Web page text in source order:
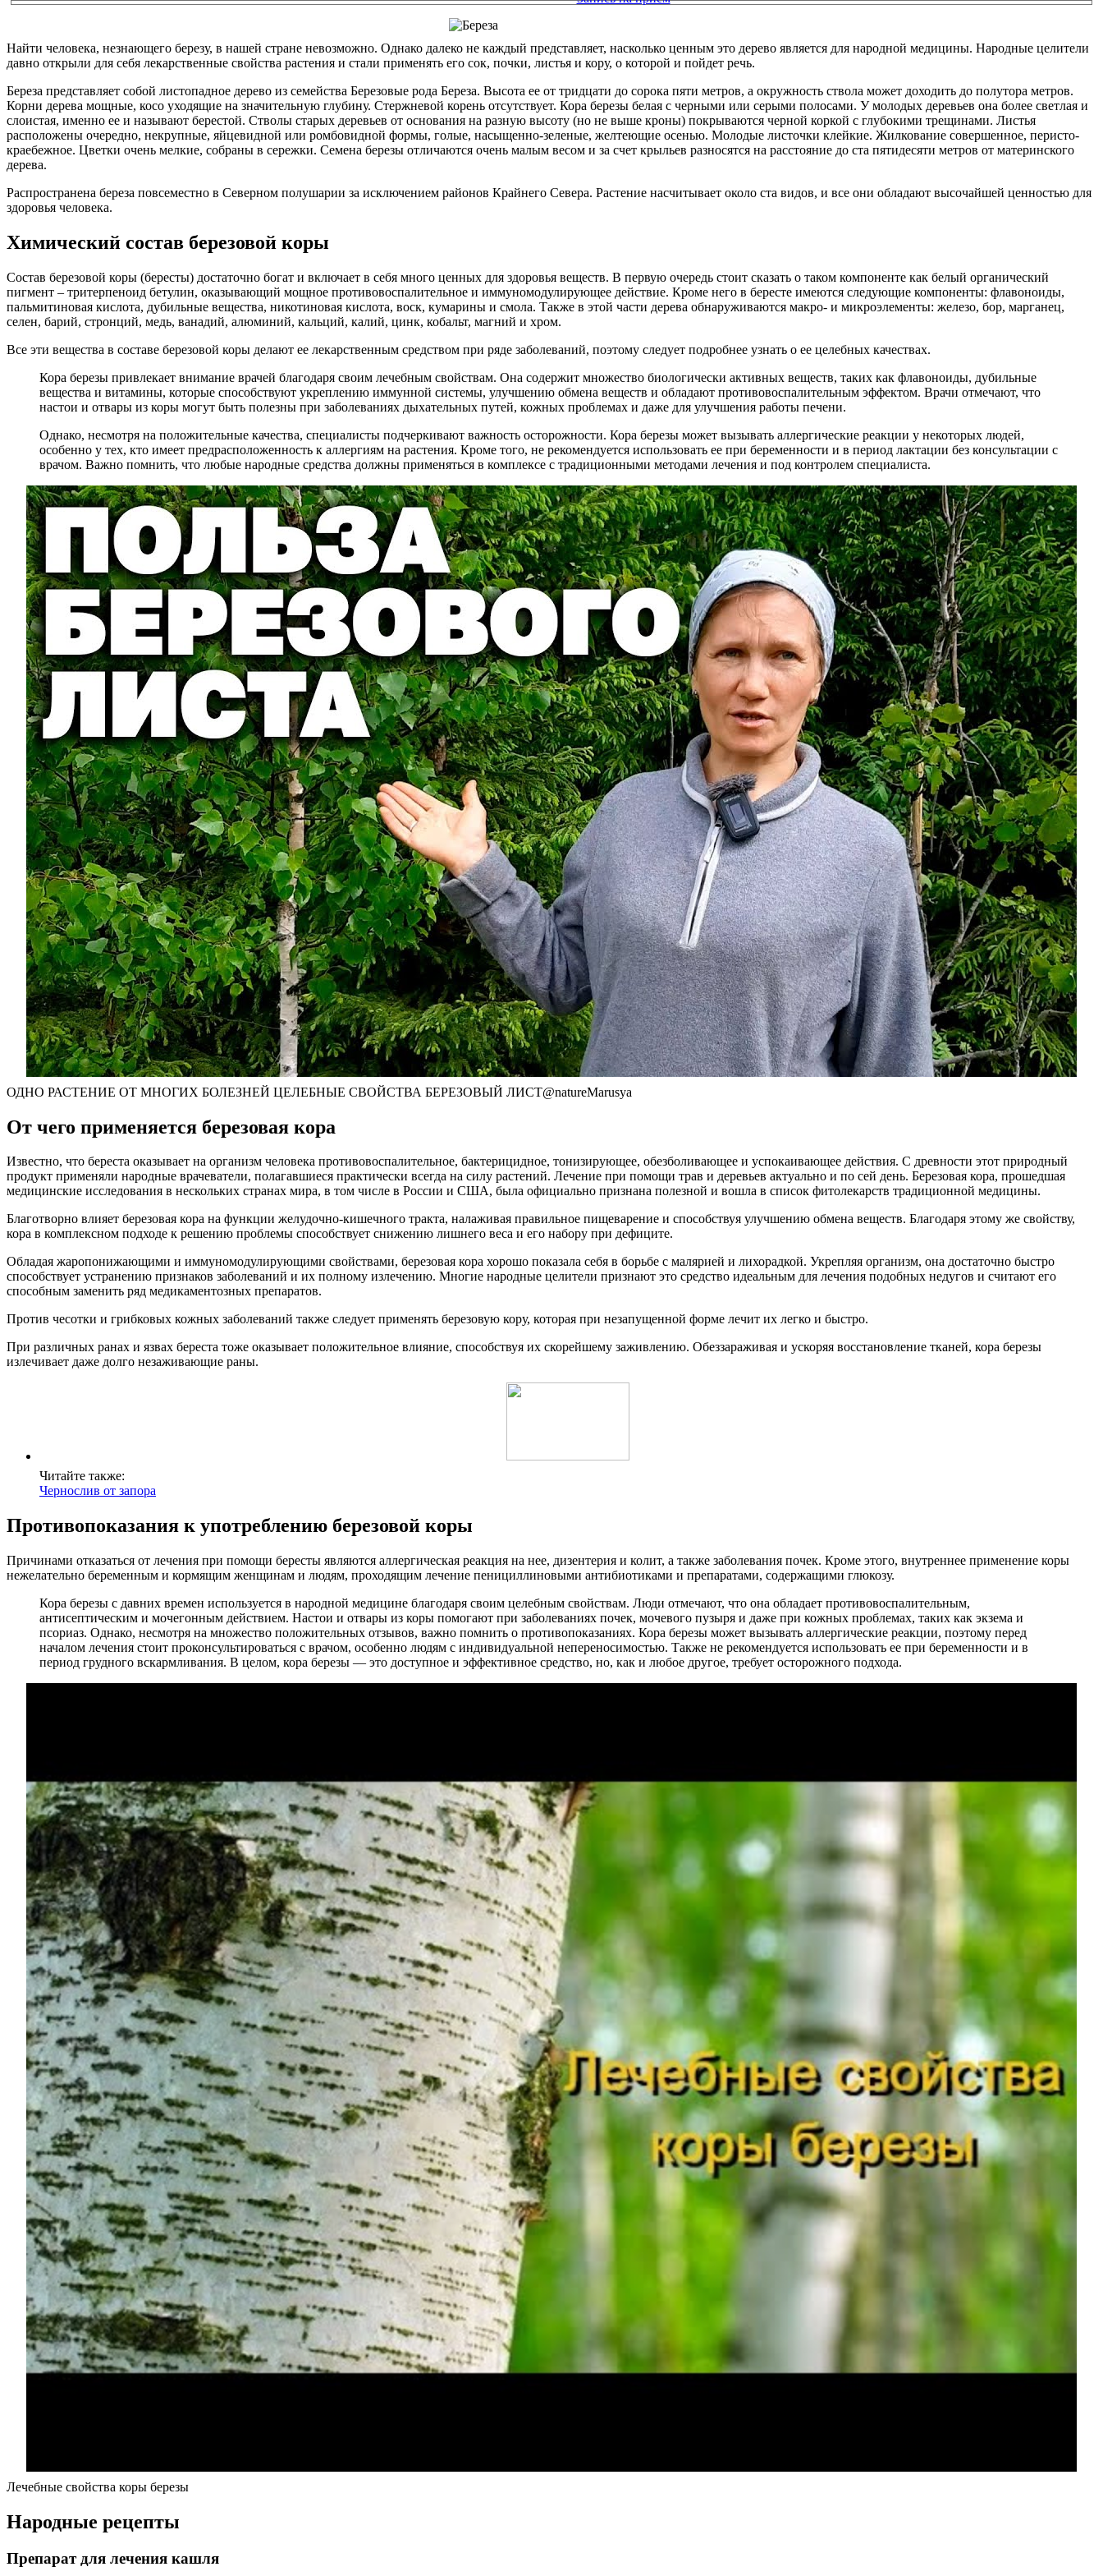
Найти человека, незнающего березу, в нашей стране невозможно. Однако далеко не каждый представляет, насколько ценным это дерево является для народной медицины. Народные целители
давно открыли для себя лекарственные свойства растения и стали применять его сок, почки, листья и кору, о которой и пойдет речь.
Береза представляет собой листопадное дерево из семейства Березовые рода Береза. Высота ее от тридцати до сорока пяти метров, а окружность ствола может доходить до полутора метров.
Корни дерева мощные, косо уходящие на значительную глубину. Стержневой корень отсутствует. Кора березы белая с черными или серыми полосами. У молодых деревьев она более светлая и
слоистая, именно ее и называют берестой. Стволы старых деревьев от основания на разную высоту (но не выше кроны) покрываются черной коркой с глубокими трещинами. Листья
расположены очередно, некрупные, яйцевидной или ромбовидной формы, голые, насыщенно-зеленые, желтеющие осенью. Молодые листочки клейкие. Жилкование совершенное, перисто-
краебежное. Цветки очень мелкие, собраны в сережки. Семена березы отличаются очень малым весом и за счет крыльев разносятся на расстояние до ста пятидесяти метров от материнского
дерева.
Распространена береза повсеместно в Северном полушарии за исключением районов Крайнего Севера. Растение насчитывает около ста видов, и все они обладают высочайшей ценностью для
здоровья человека.
Химический состав березовой коры
Состав березовой коры (бересты) достаточно богат и включает в себя много ценных для здоровья веществ. В первую очередь стоит сказать о таком компоненте как белый органический
пигмент – тритерпеноид бетулин, оказывающий мощное противовоспалительное и иммуномодулирующее действие. Кроме него в бересте имеются следующие компоненты: флавоноиды,
пальмитиновая кислота, дубильные вещества, никотиновая кислота, воск, кумарины и смола. Также в этой части дерева обнаруживаются макро- и микроэлементы: железо, бор, марганец,
селен, барий, стронций, медь, ванадий, алюминий, кальций, калий, цинк, кобальт, магний и хром.
Все эти вещества в составе березовой коры делают ее лекарственным средством при ряде заболеваний, поэтому следует подробнее узнать о ее целебных качествах.
Кора березы привлекает внимание врачей благодаря своим лечебным свойствам. Она содержит множество биологически активных веществ, таких как флавоноиды, дубильные
вещества и витамины, которые способствуют укреплению иммунной системы, улучшению обмена веществ и обладают противовоспалительным эффектом. Врачи отмечают, что
настои и отвары из коры могут быть полезны при заболеваниях дыхательных путей, кожных проблемах и даже для улучшения работы печени.
Однако, несмотря на положительные качества, специалисты подчеркивают важность осторожности. Кора березы может вызывать аллергические реакции у некоторых людей,
особенно у тех, кто имеет предрасположенность к аллергиям на растения. Кроме того, не рекомендуется использовать ее при беременности и в период лактации без консультации с
врачом. Важно помнить, что любые народные средства должны применяться в комплексе с традиционными методами лечения и под контролем специалиста.
ОДНО РАСТЕНИЕ ОТ МНОГИХ БОЛЕЗНЕЙ ЦЕЛЕБНЫЕ СВОЙСТВА БЕРЕЗОВЫЙ ЛИСТ@natureMarusya
От чего применяется березовая кора
Известно, что береста оказывает на организм человека противовоспалительное, бактерицидное, тонизирующее, обезболивающее и успокаивающее действия. С древности этот природный
продукт применяли народные врачеватели, полагавшиеся практически всегда на силу растений. Лечение при помощи трав и деревьев актуально и по сей день. Березовая кора, прошедшая
медицинские исследования в нескольких странах мира, в том числе в России и США, была официально признана полезной и вошла в список фитолекарств традиционной медицины.
Благотворно влияет березовая кора на функции желудочно-кишечного тракта, налаживая правильное пищеварение и способствуя улучшению обмена веществ. Благодаря этому же свойству,
кора в комплексном подходе к решению проблемы способствует снижению лишнего веса и его набору при дефиците.
Обладая жаропонижающими и иммуномодулирующими свойствами, березовая кора хорошо показала себя в борьбе с малярией и лихорадкой. Укрепляя организм, она достаточно быстро
способствует устранению признаков заболеваний и их полному излечению. Многие народные целители признают это средство идеальным для лечения подобных недугов и считают его
способным заменить ряд медикаментозных препаратов.
Против чесотки и грибковых кожных заболеваний также следует применять березовую кору, которая при незапущенной форме лечит их легко и быстро.
При различных ранах и язвах береста тоже оказывает положительное влияние, способствуя их скорейшему заживлению. Обеззараживая и ускоряя восстановление тканей, кора березы
излечивает даже долго незаживающие раны.
Читайте также:
Чернослив от запора
Противопоказания к употреблению березовой коры
Причинами отказаться от лечения при помощи бересты являются аллергическая реакция на нее, дизентерия и колит, а также заболевания почек. Кроме этого, внутреннее применение коры
нежелательно беременным и кормящим женщинам и людям, проходящим лечение пенициллиновыми антибиотиками и препаратами, содержащими глюкозу.
Кора березы с давних времен используется в народной медицине благодаря своим целебным свойствам. Люди отмечают, что она обладает противовоспалительным,
антисептическим и мочегонным действием. Настои и отвары из коры помогают при заболеваниях почек, мочевого пузыря и даже при кожных проблемах, таких как экзема и
псориаз. Однако, несмотря на множество положительных отзывов, важно помнить о противопоказаниях. Кора березы может вызывать аллергические реакции, поэтому перед
началом лечения стоит проконсультироваться с врачом, особенно людям с индивидуальной непереносимостью. Также не рекомендуется использовать ее при беременности и в
период грудного вскармливания. В целом, кора березы — это доступное и эффективное средство, но, как и любое другое, требует осторожного подхода.
Лечебные свойства коры березы
Народные рецепты
Препарат для лечения кашля